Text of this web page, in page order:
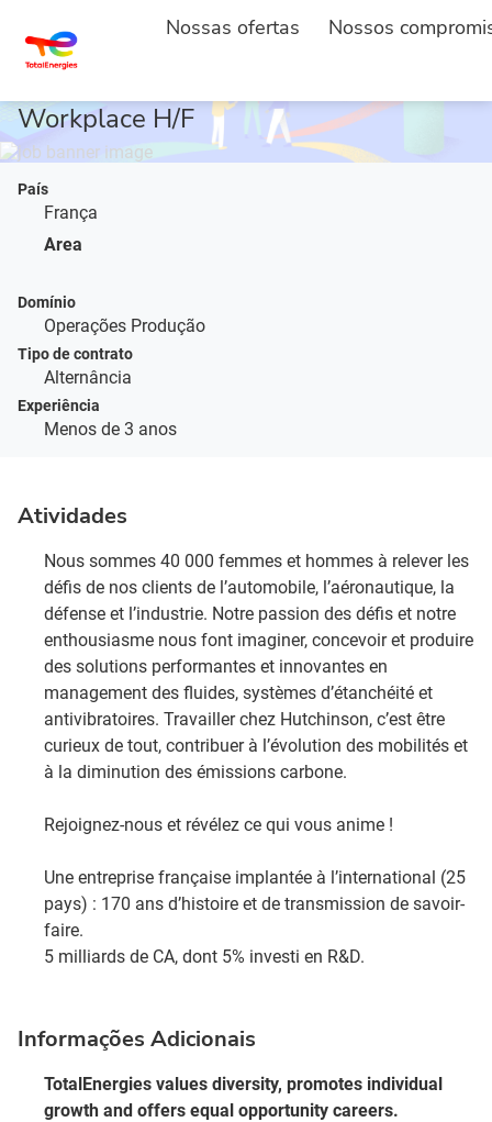
Nossas ofertas Nossos
DESCRIÇÃO DO POSTO
Workplace H/F
País
França
Area
Domínio
Operações Produção
Tipo de contrato
Alternância
Experiência
Menos de 3 anos
Atividades
Nous sommes 40 000 femmes et hommes à relever les
défis de nos clients de l’automobile, l’aéronautique, la
défense et l’industrie. Notre passion des défis et notre
enthousiasme nous font imaginer, concevoir et produire
des solutions performantes et innovantes en
management des fluides, systèmes d’étanchéité et
antivibratoires. Travailler chez Hutchinson, c’est être
curieux de tout, contribuer à l’évolution des mobilités et
à la diminution des émissions carbone. ​
Rejoignez-nous et révélez ce qui vous anime !​
Une entreprise française implantée à l’international (25
pays) : 170 ans d’histoire et de transmission de savoir-
faire.​
5 milliards de CA, dont 5% investi en R&D​.
Informações Adicionais
TotalEnergies values diversity, promotes individual
growth and offers equal opportunity careers.